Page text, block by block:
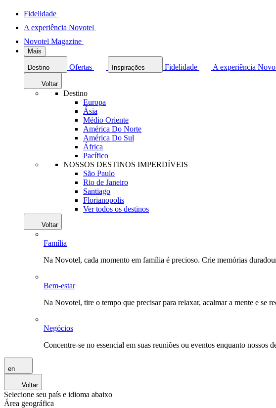
Fidelidade
A experiência Novotel
Novotel Magazine
Mais
Destino Ofertas Inspirações Fidelidade A experiência
Voltar
Destino
Europa
Ásia
Médio Oriente
América Do Norte
América Do Sul
África
Pacífico
NOSSOS DESTINOS IMPERDÍVEIS
São Paulo
Rio de Janeiro
Santiago
Florianopolis
Ver todos os destinos
Voltar
Família
Na Novotel, cada momento em família é precioso. Crie memórias
Bem-estar
Na Novotel, tire o tempo que precisar para relaxar, acalmar a mente e se
Negócios
Concentre-se no essencial em suas reuniões ou eventos enquanto nossos
en
Voltar
Selecione seu país e idioma abaixo
Área geográfica